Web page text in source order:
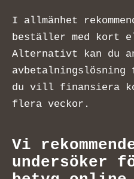
I allmänhet
beställer med kort
Alternativt kan du
du vill finansiera
flera veckor.
Vi
undersöker